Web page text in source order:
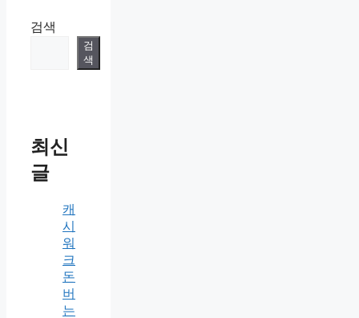
검색
검
색
최신
글
캐
시
워
크
돈
버
는